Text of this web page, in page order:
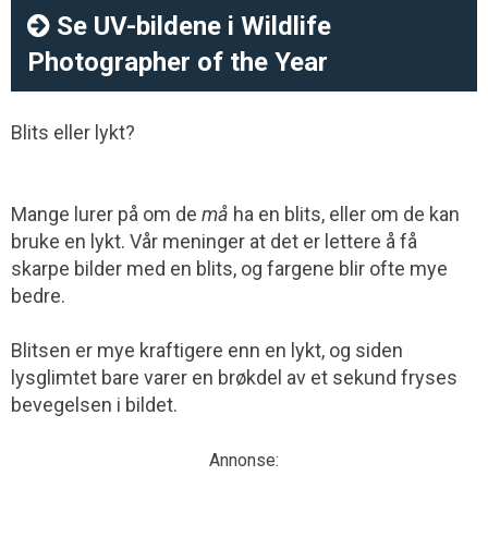
Se UV-bildene i Wildlife
Photographer of the Year
Blits eller lykt?
Mange lurer på om de må ha en blits, eller om de kan
bruke en lykt. Vår meninger at det er lettere å få
skarpe bilder med en blits, og fargene blir ofte mye
bedre.
Blitsen er mye kraftigere enn en lykt, og siden
lysglimtet bare varer en brøkdel av et sekund fryses
bevegelsen i bildet.
Annonse: